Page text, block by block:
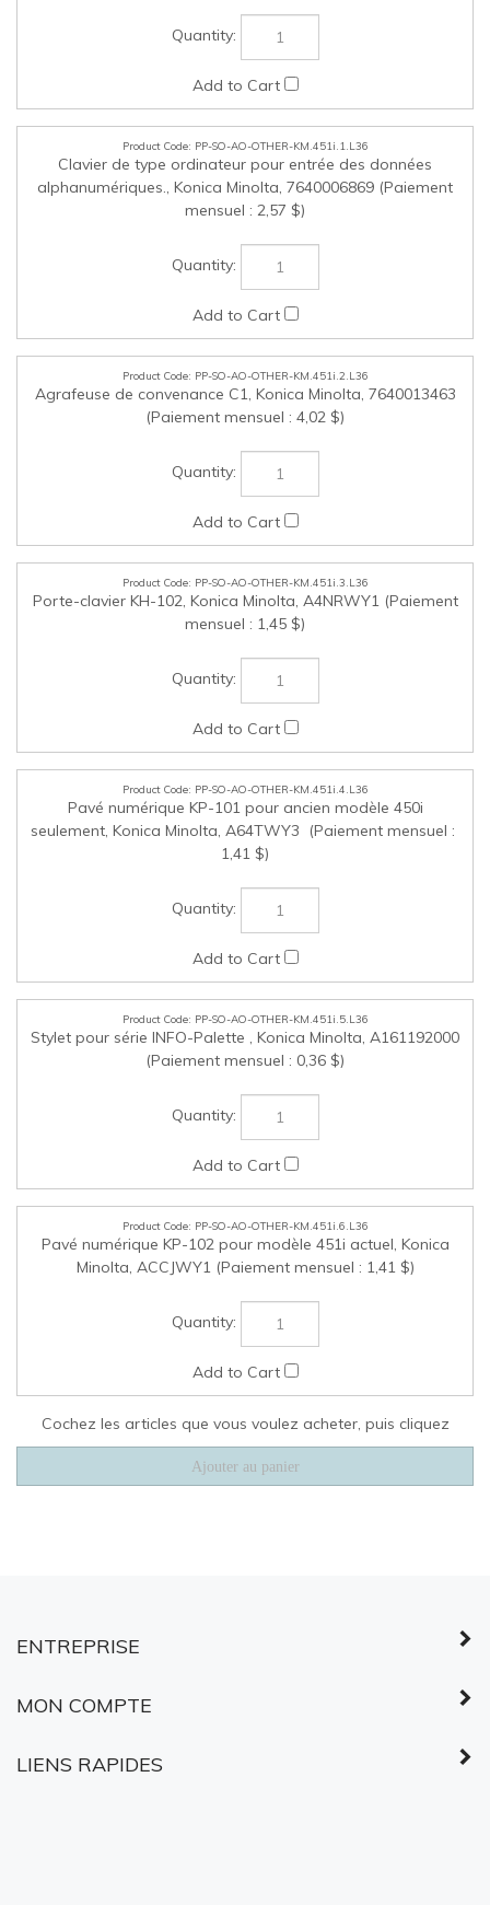
Porte-clavier KH-102, Konica Minolta, A4NRWY1 (Paiement
mensuel : 1,45 $)
PP-SO-AO-OTHER-KM.451i.4.L36
seulement, Konica Minolta, A64TWY3 (Paiement mensuel :
1,41 $)
PP-SO-AO-OTHER-KM.451i.5.L36
Stylet pour série INFO-Palette , Konica Minolta, A161192000
PP-SO-AO-OTHER-KM.451i.6.L36
Minolta, ACCJWY1 (Paiement mensuel : 1,41 $)
Cochez les articles que vous voulez acheter, puis cliquez
MON COMPTE
LIENS RAPIDES
Services partagés Canada. Tous droits réservés.